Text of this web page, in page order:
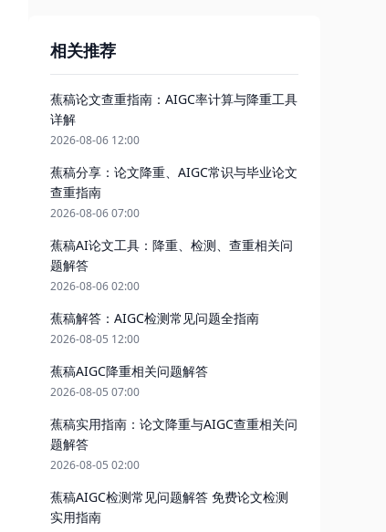
相关推荐
蕉稿论文查重指南：AIGC率计算与降重工具
详解
2026-08-06 12:00
蕉稿分享：论文降重、AIGC常识与毕业论文
查重指南
2026-08-06 07:00
蕉稿AI论文工具：降重、检测、查重相关问
题解答
2026-08-06 02:00
蕉稿解答：AIGC检测常见问题全指南
2026-08-05 12:00
蕉稿AIGC降重相关问题解答
2026-08-05 07:00
蕉稿实用指南：论文降重与AIGC查重相关问
题解答
2026-08-05 02:00
蕉稿AIGC检测常见问题解答 免费论文检测
实用指南